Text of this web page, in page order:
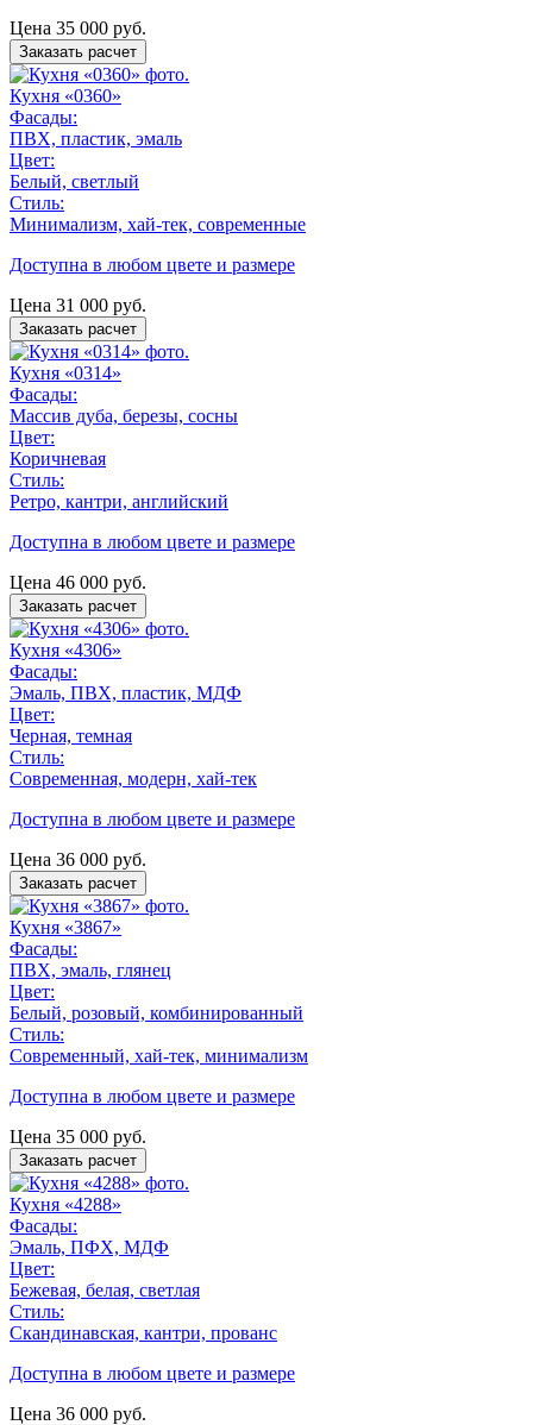
Цена 35 000 руб.
Заказать расчет
Кухня «0360»
Фасады:
ПВХ, пластик, эмаль
Цвет:
Белый, светлый
Стиль:
Минимализм, хай-тек, современные
Доступна в любом цвете и размере
Цена 31 000 руб.
Заказать расчет
Кухня «0314»
Фасады:
Массив дуба, березы, сосны
Цвет:
Коричневая
Стиль:
Ретро, кантри, английский
Доступна в любом цвете и размере
Цена 46 000 руб.
Заказать расчет
Кухня «4306»
Фасады:
Эмаль, ПВХ, пластик, МДФ
Цвет:
Черная, темная
Стиль:
Современная, модерн, хай-тек
Доступна в любом цвете и размере
Цена 36 000 руб.
Заказать расчет
Кухня «3867»
Фасады:
ПВХ, эмаль, глянец
Цвет:
Белый, розовый, комбинированный
Стиль:
Современный, хай-тек, минимализм
Доступна в любом цвете и размере
Цена 35 000 руб.
Заказать расчет
Кухня «4288»
Фасады:
Эмаль, ПФХ, МДФ
Цвет:
Бежевая, белая, светлая
Стиль:
Скандинавская, кантри, прованс
Доступна в любом цвете и размере
Цена 36 000 руб.